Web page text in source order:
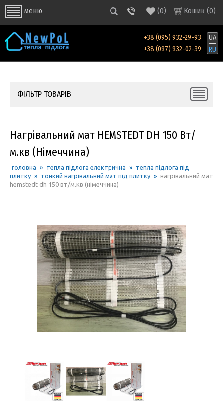
меню Кошик (0)
(0)
+38 (095) 932-29-93
+38 (097) 932-02-39
UA
RU
ФІЛЬТР ТОВАРІВ
Нагрівальний мат HEMSTEDT DH 150 Вт/
м.кв (Німеччина)
головна » тепла підлога електрична » тепла підлога під
плитку » тонкий нагрівальний мат під плитку » нагрівальний мат
hemstedt dh 150 вт/м.кв (німеччина)